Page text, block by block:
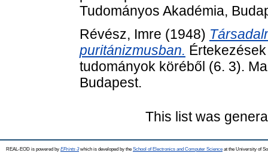
Tudományos Akadémia,
Révész, Imre (1948)
puritánizmusban.
tudományok köréből (6. 3).
Budapest.
This list was
REAL-EOD is powered by EPrints 3which is developed by the School of Electronics and Computer Science at the University of